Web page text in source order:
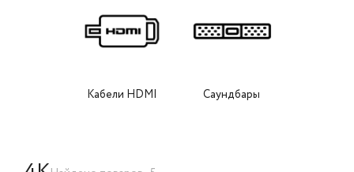
Кабели HDMI Саундбары